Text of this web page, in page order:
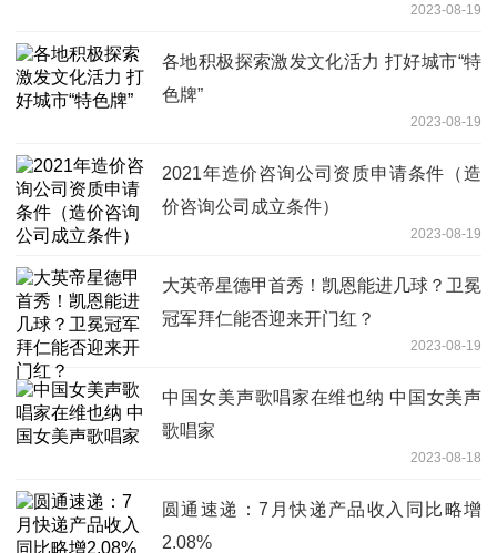
2023-08-19
各地积极探索激发文化活力 打好城市“特
色牌”
2023-08-19
2021年造价咨询公司资质申请条件（造
价咨询公司成立条件）
2023-08-19
大英帝星德甲首秀！凯恩能进几球？卫冕
冠军拜仁能否迎来开门红？
2023-08-19
中国女美声歌唱家在维也纳 中国女美声
歌唱家
2023-08-18
圆通速递：7月快递产品收入同比略增
2.08%